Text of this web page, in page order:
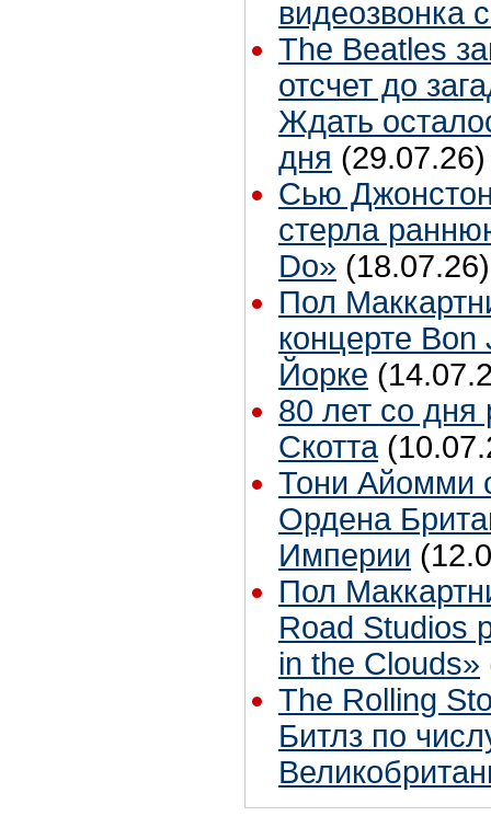
видеозвонка
The Beatles
отсчет до
Ждать
дня (29.07.26)
Сью
стерла
Do» (18.07.26)
Пол
концерте
Йорке
80 лет со
Скотта
Тони Айомми
Ордена
Империи
Пол
Road Studios
in the Clouds»
The Rolling
Битлз по